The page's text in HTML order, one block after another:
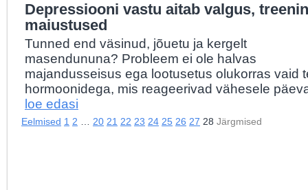
Depressiooni vastu aitab valgus,
maiustused
Tunned end väsinud, jõuetu ja kergelt
masendununa? Probleem ei ole halvas
majandusseisus ega lootusetus olukorras vaid
hormoonidega, mis reageerivad vähesele
loe edasi
Eelmised 1 2 20 21 22 23 24 25 26 27 28 Järgmised